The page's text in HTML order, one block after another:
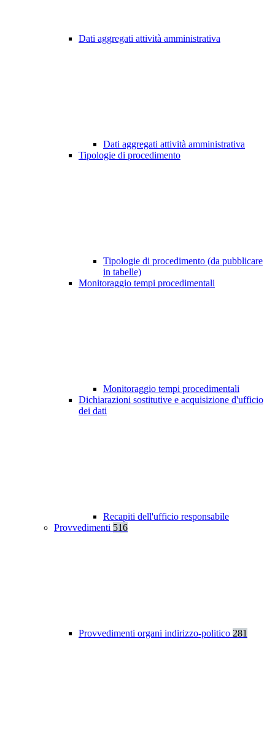
Dati aggregati attività amministrativa
Dati aggregati attività amministrativa
Tipologie di procedimento
Tipologie di procedimento (da pubblicare
in tabelle)
Monitoraggio tempi procedimentali
Monitoraggio tempi procedimentali
Dichiarazioni sostitutive e acquisizione d'ufficio
dei dati
Recapiti dell'ufficio responsabile
Provvedimenti 516
Provvedimenti organi indirizzo-politico 281